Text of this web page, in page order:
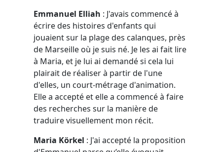
Emmanuel Elliah : J'avais commencé à
écrire des histoires d'enfants qui
jouaient sur la plage des calanques, près
de Marseille où je suis né. Je les ai fait lire
à Maria, et je lui ai demandé si cela lui
plairait de réaliser à partir de l'une
d'elles, un court-métrage d'animation.
Elle a accepté et elle a commencé à faire
des recherches sur la manière de
traduire visuellement mon récit.
Maria Körkel : J'ai accepté la proposition